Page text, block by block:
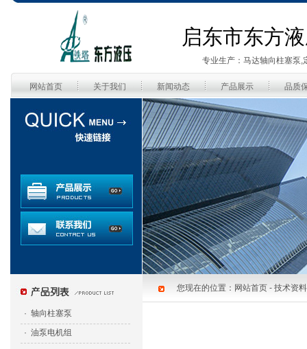
启东市东方
专业生产：马达轴向柱塞泵,
网站首页 关于我们 新闻动态 产品展示 品质
· 轴向柱塞泵
· 油泵电机组
您现在的位置： 网站首页 - 技术资料